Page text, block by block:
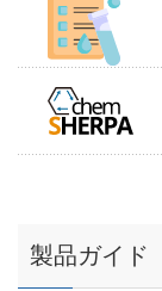
製品ガイド